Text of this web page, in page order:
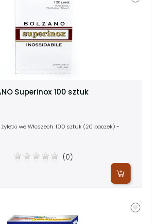
Superinox 100 sztuk
we Włoszech. 100 sztuk (20 paczek) -
(0)